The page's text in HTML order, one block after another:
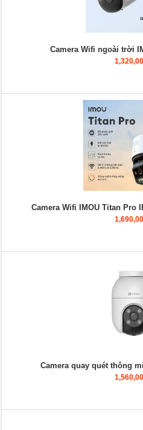
Camera Wifi ngoài trời
Camera Wifi IMOU Titan Pro
Camera quay quét thông